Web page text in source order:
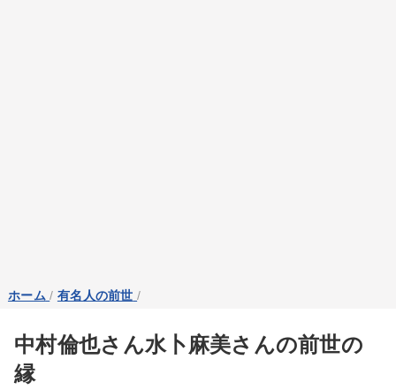
ホーム / 有名人の前世 /
中村倫也さん水卜麻美さんの前世の
縁